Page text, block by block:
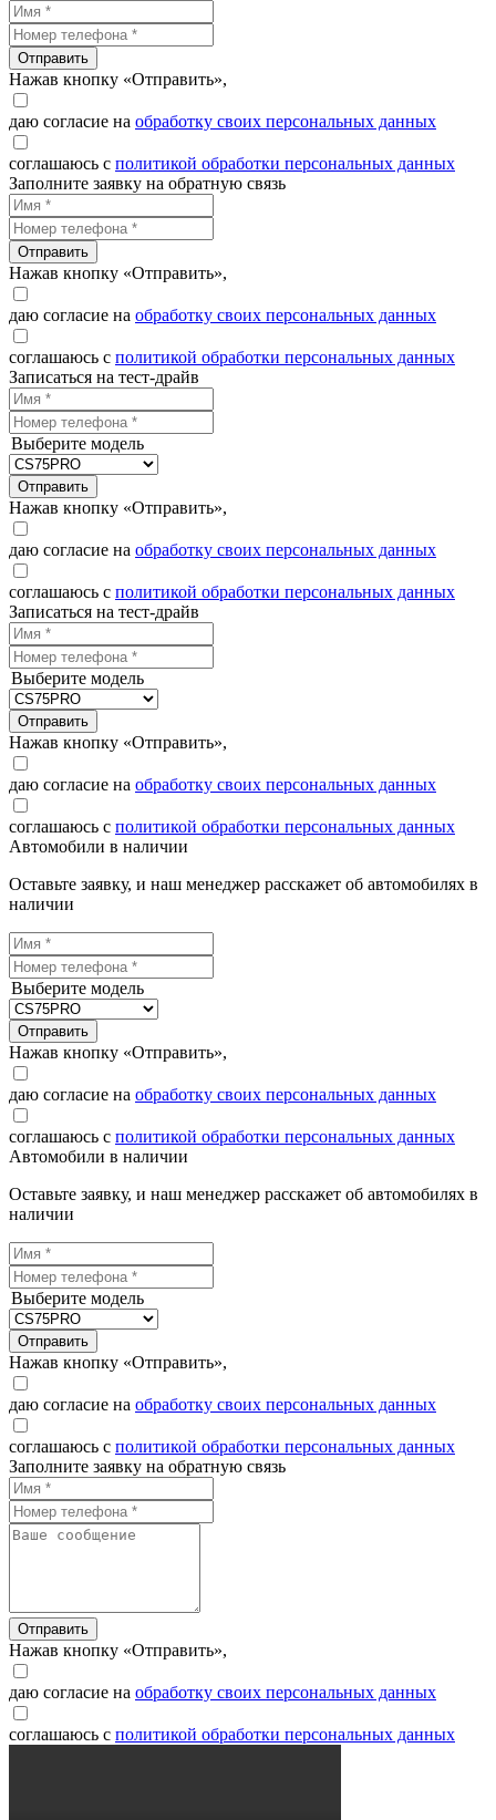
Отправить
Нажав кнопку «Отправить»,
даю согласие на обработку своих персональных данных
соглашаюсь с политикой обработки персональных данных
Заполните заявку на обратную связь
Отправить
Нажав кнопку «Отправить»,
даю согласие на обработку своих персональных данных
соглашаюсь с политикой обработки персональных данных
Записаться на тест-драйв
Выберите модель
Отправить
Нажав кнопку «Отправить»,
даю согласие на обработку своих персональных данных
соглашаюсь с политикой обработки персональных данных
Записаться на тест-драйв
Выберите модель
Отправить
Нажав кнопку «Отправить»,
даю согласие на обработку своих персональных данных
соглашаюсь с политикой обработки персональных данных
Автомобили в наличии
Оставьте заявку, и наш менеджер расскажет об автомобилях в
наличии
Выберите модель
Отправить
Нажав кнопку «Отправить»,
даю согласие на обработку своих персональных данных
соглашаюсь с политикой обработки персональных данных
Автомобили в наличии
Оставьте заявку, и наш менеджер расскажет об автомобилях в
наличии
Выберите модель
Отправить
Нажав кнопку «Отправить»,
даю согласие на обработку своих персональных данных
соглашаюсь с политикой обработки персональных данных
Заполните заявку на обратную связь
Отправить
Нажав кнопку «Отправить»,
даю согласие на обработку своих персональных данных
соглашаюсь с политикой обработки персональных данных